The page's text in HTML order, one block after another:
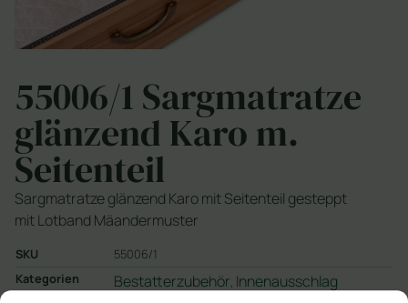
55006/1 Sargmatratze
glänzend Karo m.
Seitenteil
Sargmatratze glänzend Karo mit Seitenteil gesteppt
mit Lotband Mäandermuster
SKU
55006/1
Kategorien
Bestatterzubehör, Innenausschlag